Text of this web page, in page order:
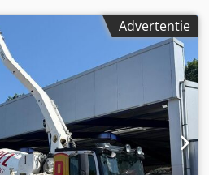
bar, persleiding DN 125,
4 knikpunten, 4-arms Z-
20 m, maximale
reikdiepte 11,1 m, lengte
kabelbediening +
4-punts steunpoten,
uitvouwhoogte
3.102 uur.
aanwezig, laatste inspectie
Advertentie